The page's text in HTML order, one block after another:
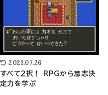
2021.07.26
すべて２択！ RPGから意志決
定力を学ぶ